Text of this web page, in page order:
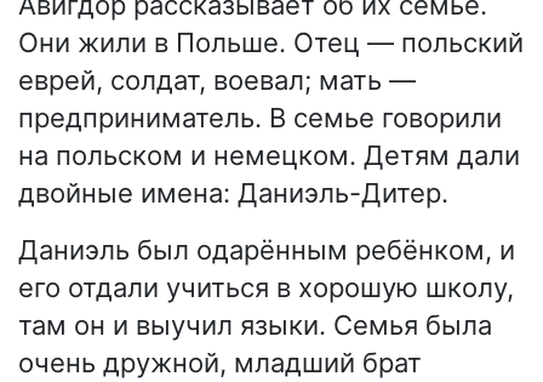
Они жили в Польше. Отец — польский
еврей, солдат, воевал; мать —
предприниматель. В семье говорили
на польском и немецком. Детям дали
двойные имена: Даниэль-Дитер.
Даниэль был одарённым ребёнком, и
его отдали учиться в хорошую школу,
там он и выучил языки. Семья была
очень дружной, младший брат